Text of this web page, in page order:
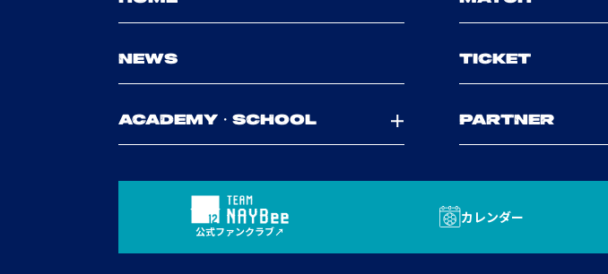
NEWS TICKET
ACADEMY・SCHOOL PARTNER
公式ファンクラブ
カレンダー